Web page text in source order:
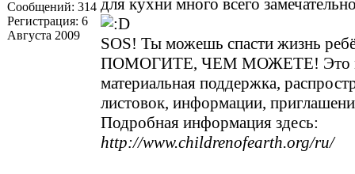
Сообщений: 314
Регистрация: 6
Августа 2009
для кухни много всего
SOS! Ты можешь спасти жизнь
ПОМОГИТЕ, ЧЕМ МОЖЕТЕ! Это
материальная поддержка,
листовок, информации,
Подробная информация здесь:
http://www.childrenofearth.org/ru/